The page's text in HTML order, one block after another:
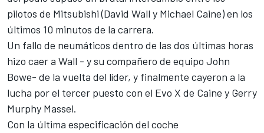
pilotos de Mitsubishi (David Wall y Michael Caine) en los
últimos 10 minutos de la carrera.
Un fallo de neumáticos dentro de las dos últimas horas
hizo caer a Wall - y su compañero de equipo John
Bowe- de la vuelta del líder, y finalmente cayeron a la
lucha por el tercer puesto con el Evo X de Caine y Gerry
Murphy Massel.
Con la última especificación del coche